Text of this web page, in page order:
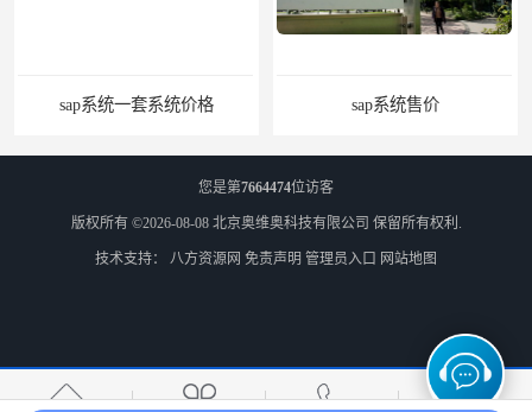
sap系统售价 SAP管理系统软件 北京奥维奥
erp企业管理软件 ERP管理系统软件 北京奥维奥
您是第7664474位访客
版权所有 ©2026-08-08 北京奥维奥科技有限公司 保留所有权利.
技术支持： 八方资源网 免责声明 管理员入口 网站地图